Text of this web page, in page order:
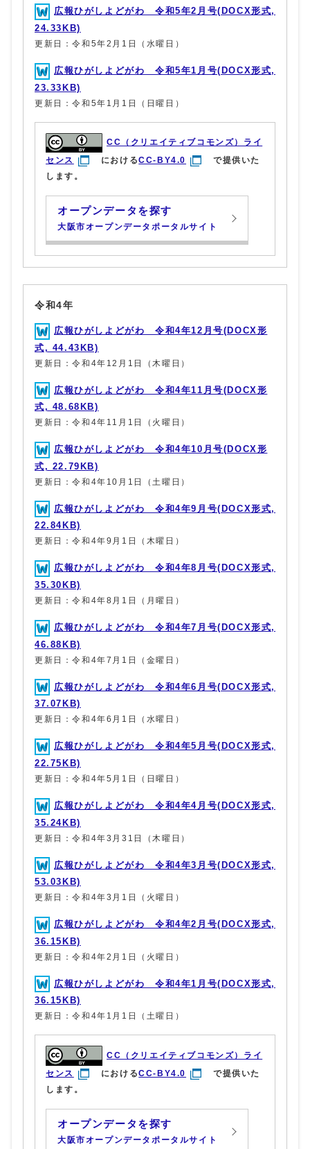
広報ひがしよどがわ 令和5年2月号(DOCX形式,
24.33KB)
更新日：令和5年2月1日（水曜日）
広報ひがしよどがわ 令和5年1月号(DOCX形式,
23.33KB)
更新日：令和5年1月1日（日曜日）
CC（クリエイティブコモンズ）ライ
センス
におけるCC-BY4.0
で提供いた
します。
オープンデータを探す
大阪市オープンデータポータルサイト
令和4年
広報ひがしよどがわ 令和4年12月号(DOCX形
式, 44.43KB)
更新日：令和4年12月1日（木曜日）
広報ひがしよどがわ 令和4年11月号(DOCX形
式, 48.68KB)
更新日：令和4年11月1日（火曜日）
広報ひがしよどがわ 令和4年10月号(DOCX形
式, 22.79KB)
更新日：令和4年10月1日（土曜日）
広報ひがしよどがわ 令和4年9月号(DOCX形式,
22.84KB)
更新日：令和4年9月1日（木曜日）
広報ひがしよどがわ 令和4年8月号(DOCX形式,
35.30KB)
更新日：令和4年8月1日（月曜日）
広報ひがしよどがわ 令和4年7月号(DOCX形式,
46.88KB)
更新日：令和4年7月1日（金曜日）
広報ひがしよどがわ 令和4年6月号(DOCX形式,
37.07KB)
更新日：令和4年6月1日（水曜日）
広報ひがしよどがわ 令和4年5月号(DOCX形式,
22.75KB)
更新日：令和4年5月1日（日曜日）
広報ひがしよどがわ 令和4年4月号(DOCX形式,
35.24KB)
更新日：令和4年3月31日（木曜日）
広報ひがしよどがわ 令和4年3月号(DOCX形式,
53.03KB)
更新日：令和4年3月1日（火曜日）
広報ひがしよどがわ 令和4年2月号(DOCX形式,
36.15KB)
更新日：令和4年2月1日（火曜日）
広報ひがしよどがわ 令和4年1月号(DOCX形式,
36.15KB)
更新日：令和4年1月1日（土曜日）
CC（クリエイティブコモンズ）ライ
センス
におけるCC-BY4.0
で提供いた
します。
オープンデータを探す
大阪市オープンデータポータルサイト